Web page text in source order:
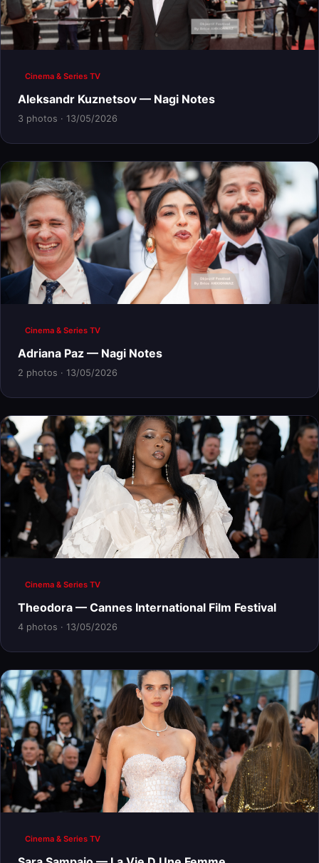
Cinema & Series TV
Aleksandr Kuznetsov — Nagi Notes
3 photos · 13/05/2026
Cinema & Series TV
Adriana Paz — Nagi Notes
2 photos · 13/05/2026
Cinema & Series TV
Theodora — Cannes International Film Festival
4 photos · 13/05/2026
Cinema & Series TV